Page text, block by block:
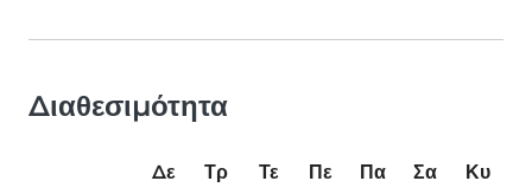
Διαθεσιμότητα
Δε Τρ Τε Πε Πα Σα
Κυ